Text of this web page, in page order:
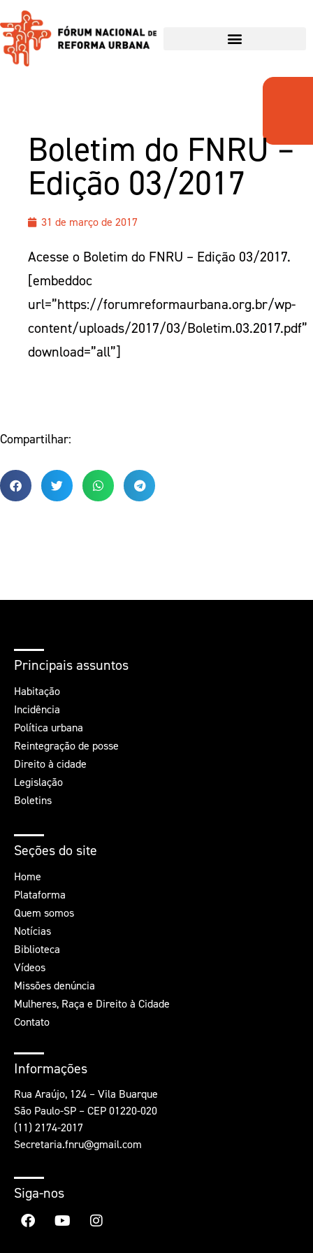
Boletim do FNRU –
Edição 03/2017
31 de março de 2017
Acesse o Boletim do FNRU – Edição 03/2017.
[embeddoc
url=”https://forumreformaurbana.org.br/wp-
content/uploads/2017/03/Boletim.03.2017.pdf”
download=”all”]
Compartilhar:
Principais assuntos
Habitação
Incidência
Política urbana
Reintegração de posse
Direito à cidade
Legislação
Boletins
Seções do site
Home
Plataforma
Quem somos
Notícias
Biblioteca
Vídeos
Missões denúncia
Mulheres, Raça e Direito à Cidade
Contato
Informações
Rua Araújo, 124 – Vila Buarque
São Paulo-SP – CEP 01220-020
(11) 2174-2017
Secretaria.fnru@gmail.com
Siga-nos